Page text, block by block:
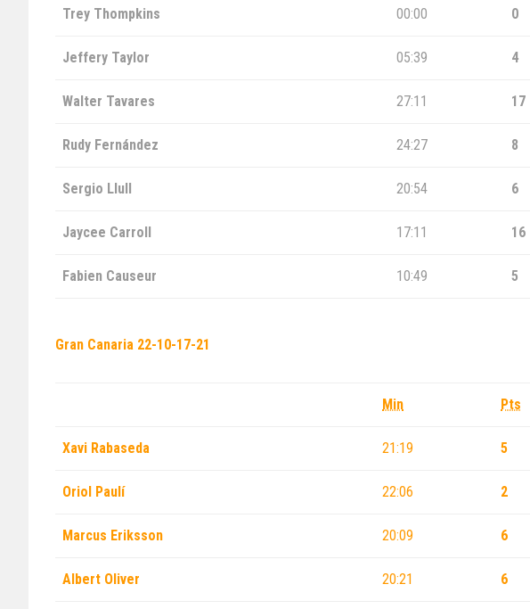
Trey Thompkins 00:00 0
Jeffery Taylor 05:39 4
Walter Tavares 27:11 17
Rudy Fernández 24:27 8
Sergio Llull 20:54 6
Jaycee Carroll 17:11 16
Fabien Causeur 10:49 5
Gran Canaria 22-10-17-21
Min Pts
Xavi Rabaseda 21:19 5
Oriol Paulí 22:06 2
Marcus Eriksson 20:09 6
Albert Oliver 20:21 6